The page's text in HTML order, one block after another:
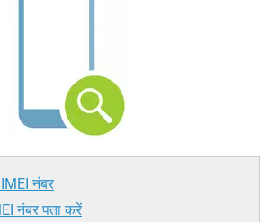
नंबर
नंबर पता करें